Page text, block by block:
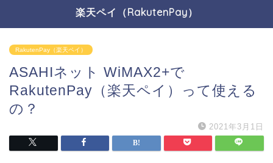
楽天ペイ（RakutenPay）
RakutenPay（楽天ペイ）
ASAHIネット WiMAX2+で
RakutenPay（楽天ペイ）って使える
の？
2021年3月1日